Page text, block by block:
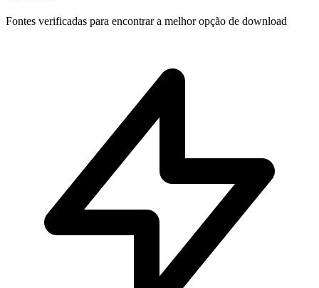
Fontes verificadas para encontrar a melhor opção de download